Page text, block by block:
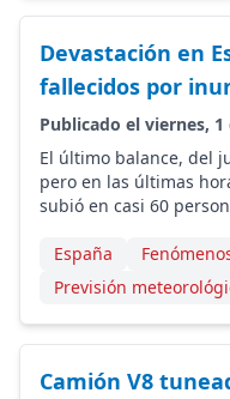
Devastación en
fallecidos por
Publicado el viernes,
El último balance, del
pero en las últimas
subió en casi 60
España
Previsión
Camión V8